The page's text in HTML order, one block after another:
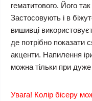
гематитового. Його
Застосовують і в
вишивці
де потрібно показати
акценти. Напилення
можна тільки при
Увага! Колір бісеру